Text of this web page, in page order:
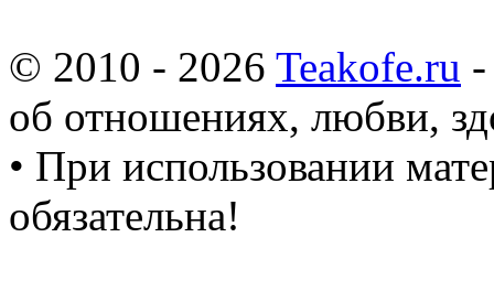
© 2010 - 2026 Teakofe.ru
об отношениях, любви,
• При использовании
обязательна!